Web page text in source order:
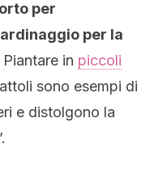
per
per la
Piantare in piccoli
sono esempi di
e distolgono la